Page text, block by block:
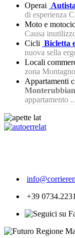
Operai
di esperienza
Moto e
Causa
Cicli Bicletta
nuova sella
Locali
zona
Appartamenti
appartamento
+39